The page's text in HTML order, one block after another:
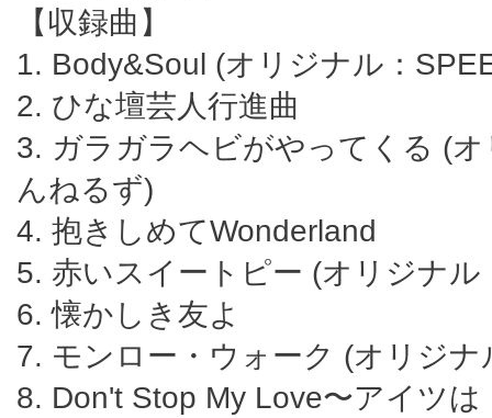
【収録曲】
1. Body&Soul (オリジナル：
2. ひな壇芸人行進曲
3. ガラガラヘビがやってくる (
んねるず)
4. 抱きしめてWonderland
5. 赤いスイートピー (オリジナル
6. 懐かしき友よ
7. モンロー・ウォーク (オリジナ
8. Don't Stop My Love〜アイツは